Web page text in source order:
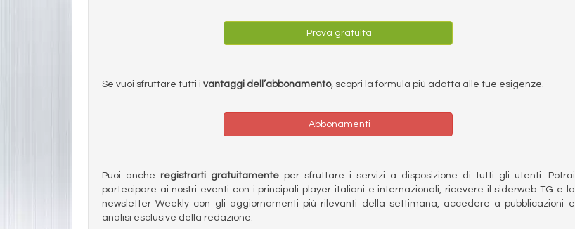
Prova gratuita
Se vuoi sfruttare tutti i vantaggi dell’abbonamento, scopri la formula più adatta alle tue esigenze.
Abbonamenti
Puoi anche registrarti gratuitamenteper sfruttare i servizi a disposizione di tutti gli utenti. Potrai
partecipare ai nostri eventi con i principali player italiani e internazionali, ricevere il siderweb TG e la
newsletter Weekly con gli aggiornamenti più rilevanti della settimana, accedere a pubblicazioni e
analisi esclusive della redazione.